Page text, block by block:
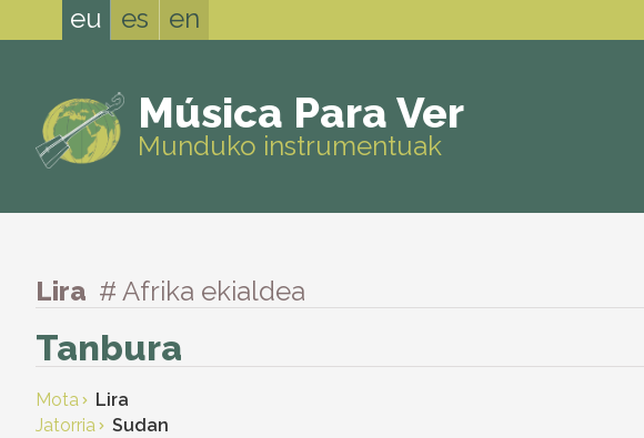
eu es en
Música Para Ver
Munduko instrumentuak
Lira # Afrika ekialdea
Tanbura
Mota
Lira
Jatorria
Sudan